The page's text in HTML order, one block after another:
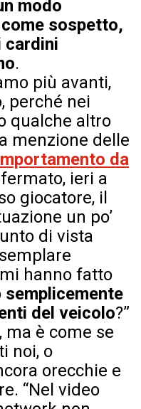
modo
sospetto,
cardini
.
più avanti,
perché nei
qualche altro
menzione delle
da
ieri a
giocatore, il
un po’
di vista
hanno fatto
semplicemente
del veicolo?”
ma è come se
noi, o
orecchie e
“Nel video